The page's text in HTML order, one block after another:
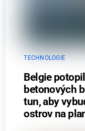
TECHNOLOGIE
Belgie
betonových
tun, aby
ostrov na